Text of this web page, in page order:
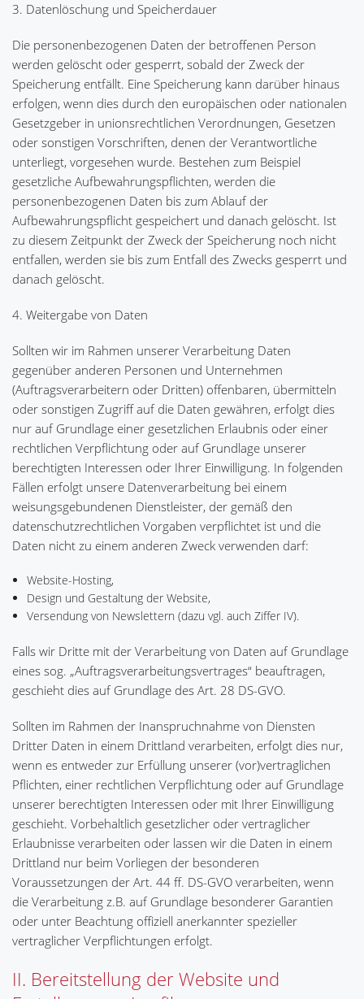
3. Datenlöschung und Speicherdauer
Die personenbezogenen Daten der betroffenen Person
werden gelöscht oder gesperrt, sobald der Zweck der
Speicherung entfällt. Eine Speicherung kann darüber hinaus
erfolgen, wenn dies durch den europäischen oder nationalen
Gesetzgeber in unionsrechtlichen Verordnungen, Gesetzen
oder sonstigen Vorschriften, denen der Verantwortliche
unterliegt, vorgesehen wurde. Bestehen zum Beispiel
gesetzliche Aufbewahrungspflichten, werden die
personenbezogenen Daten bis zum Ablauf der
Aufbewahrungspflicht gespeichert und danach gelöscht. Ist
zu diesem Zeitpunkt der Zweck der Speicherung noch nicht
entfallen, werden sie bis zum Entfall des Zwecks gesperrt und
danach gelöscht.
4. Weitergabe von Daten
Sollten wir im Rahmen unserer Verarbeitung Daten
gegenüber anderen Personen und Unternehmen
(Auftragsverarbeitern oder Dritten) offenbaren, übermitteln
oder sonstigen Zugriff auf die Daten gewähren, erfolgt dies
nur auf Grundlage einer gesetzlichen Erlaubnis oder einer
rechtlichen Verpflichtung oder auf Grundlage unserer
berechtigten Interessen oder Ihrer Einwilligung. In folgenden
Fällen erfolgt unsere Datenverarbeitung bei einem
weisungsgebundenen Dienstleister, der gemäß den
datenschutzrechtlichen Vorgaben verpflichtet ist und die
Daten nicht zu einem anderen Zweck verwenden darf:
Website-Hosting,
Design und Gestaltung der Website,
Versendung von Newslettern (dazu vgl. auch Ziffer IV).
Falls wir Dritte mit der Verarbeitung von Daten auf Grundlage
eines sog. „Auftragsverarbeitungsvertrages“ beauftragen,
geschieht dies auf Grundlage des Art. 28 DS-GVO.
Sollten im Rahmen der Inanspruchnahme von Diensten
Dritter Daten in einem Drittland verarbeiten, erfolgt dies nur,
wenn es entweder zur Erfüllung unserer (vor)vertraglichen
Pflichten, einer rechtlichen Verpflichtung oder auf Grundlage
unserer berechtigten Interessen oder mit Ihrer Einwilligung
geschieht. Vorbehaltlich gesetzlicher oder vertraglicher
Erlaubnisse verarbeiten oder lassen wir die Daten in einem
Drittland nur beim Vorliegen der besonderen
Voraussetzungen der Art. 44 ff. DS-GVO verarbeiten, wenn
die Verarbeitung z.B. auf Grundlage besonderer Garantien
oder unter Beachtung offiziell anerkannter spezieller
vertraglicher Verpflichtungen erfolgt.
II. Bereitstellung der Website und